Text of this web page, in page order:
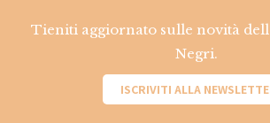
Tieniti aggiornato sulle novità
Negri.
ISCRIVITI ALLA